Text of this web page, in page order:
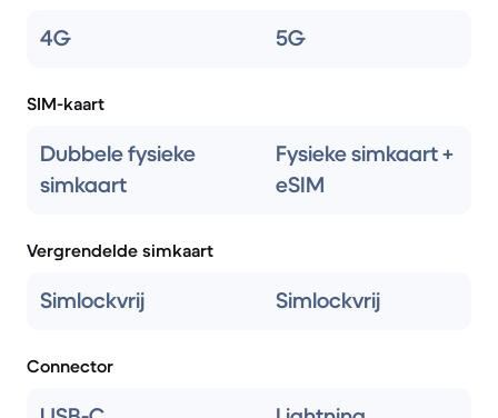
4G 5G
SIM-kaart
Dubbele fysieke
simkaart
Fysieke simkaart +
eSIM
Vergrendelde simkaart
Simlockvrij Simlockvrij
Connector